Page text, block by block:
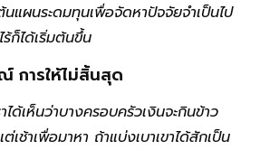
นแผนระดมทุนเพื่อจัดหาปัจจัยจำเป็นไป
ก็ได้เริ่มต้นขึ้น
การให้ไม่สิ้นสุด
ด้เห็นว่าบางครอบครัวเงินจะกินข้าว
ช้าเพื่อมาหา ถ้าแบ่งเบาเขาได้สักเป็น